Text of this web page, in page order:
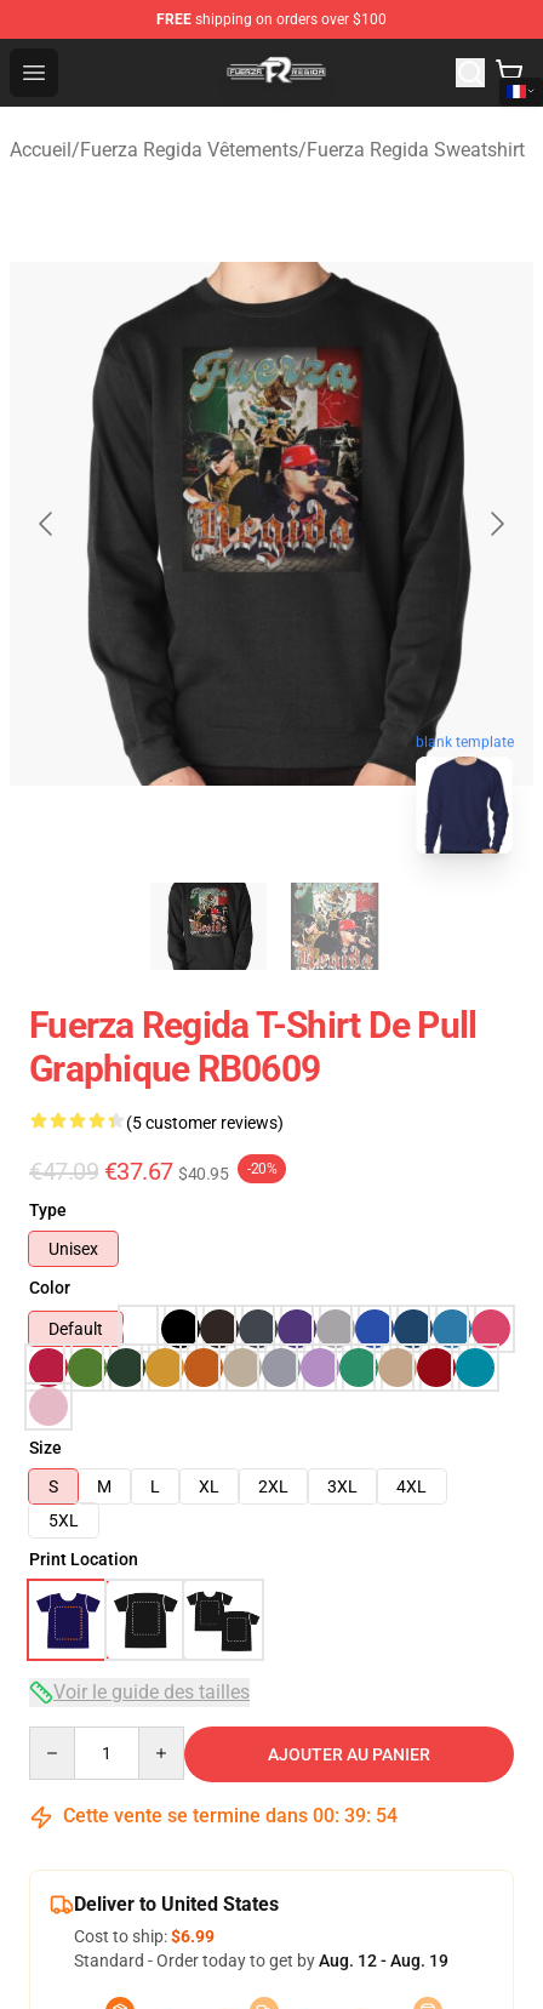
FREE shipping on orders over $100
Open menu
Fuerza Regida Shop - Official Fuerza Regida
Accueil/Fuerza Regida Vêtements/Fuerza Regida Sweatshirt
blank template
Fuerza Regida T-Shirt De Pull
Graphique RB0609
(5 customer reviews)
€47.09 €37.67 $40.95 -20%
Type
Unisex
Color
Default
Size
S
M L XL 2XL 3XL
4XL
5XL
Print Location
Voir le guide des tailles
AJOUTER AU PANIER
Cette vente se termine dans 00: 39: 54
Deliver to United States
Cost to ship:$6.99
Standard - Order today to get byAug. 12 - Aug. 19